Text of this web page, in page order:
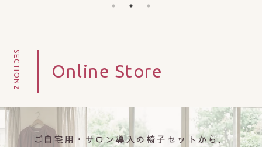
Online Store
SECTION2
ご自宅用・サロン導入の椅子セットから、